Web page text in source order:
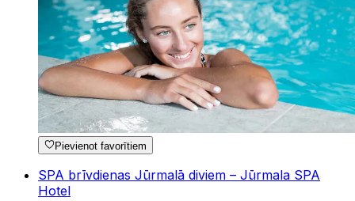
Pievienot favorītiem
SPA brīvdienas Jūrmalā diviem – Jūrmala SPA
Hotel